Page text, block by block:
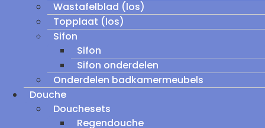
Wastafelblad (los)
Topplaat (los)
Sifon
Sifon
Sifon onderdelen
Onderdelen badkamermeubels
Douche
Douchesets
Regendouche